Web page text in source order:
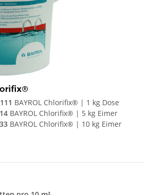
BAYROL Chlorifix® | 1 kg Dose
BAYROL Chlorifix® | 5 kg Eimer
BAYROL Chlorifix® | 10 kg Eimer